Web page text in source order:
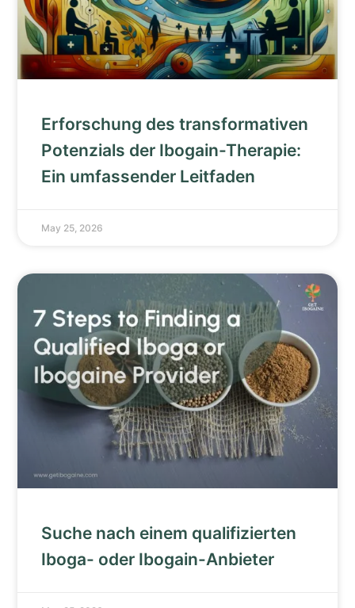
Erforschung des transformativen
Potenzials der Ibogain-Therapie:
Ein umfassender Leitfaden
May 25, 2026
Suche nach einem qualifizierten
Iboga- oder Ibogain-Anbieter